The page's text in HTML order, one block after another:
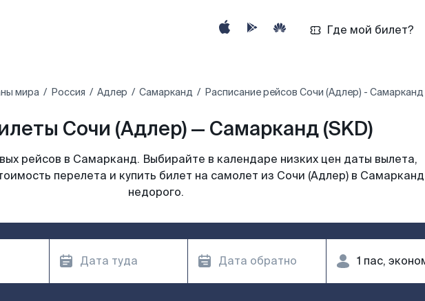
Где мой билет?
мира Россия Адлер Самарканд Расписание рейсов Сочи (Адлер) - Самарканд
Сочи (Адлер) — Самарканд (SKD)
рейсов в Самарканд. Выбирайте в календаре низких цен даты вылета,
перелета и купить билет на самолет из Сочи (Адлер) в Самарканд
недорого.